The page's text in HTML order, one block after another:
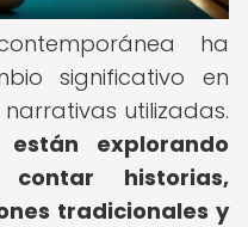
ha
significativo en
utilizadas.
explorando
historias,
tradicionales y